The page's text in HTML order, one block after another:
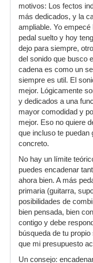
motivos: Los fectos
más dedicados, y la
ampliable. Yo
pedal suelto y hoy
dejo para siempre,
del sonido que busco
cadena es como un
siempre es util. El
mejor. Lógicamente
y dedicados a una
mayor comodidad y
mejor. Eso no quiere
que incluso te puedan
concreto.
No hay un límite
puedes encadenar
ahora bien. A más
primaria (guitarra,
posibilidades de
bien pensada, bien
contigo y debe
búsqueda de tu
que mi presupuesto
Un consejo: